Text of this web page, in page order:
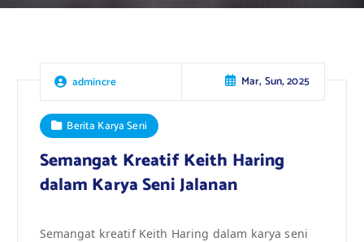
admincre Mar, Sun, 2025
Berita Karya Seni
Semangat Kreatif Keith Haring
dalam Karya Seni Jalanan
Semangat kreatif Keith Haring dalam karya seni